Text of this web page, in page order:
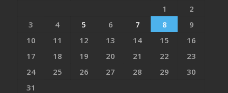
1
2
3
4 5 6 7 8
9
10
11 12 13 14 15
16
17
18 19 20 21 22
23
24
25 26 27 28 29
30
31